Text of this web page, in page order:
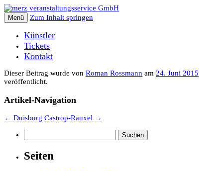
Menü Zum Inhalt springen
Künstler
Tickets
Kontakt
Dieser Beitrag wurde von Roman Rossmann am 24. Juni 2015
veröffentlicht.
Artikel-Navigation
← Duisburg Castrop-Rauxel →
nach:
Seiten